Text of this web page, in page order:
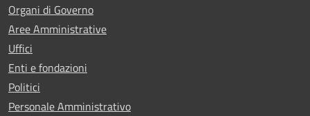
Organi di Governo
Aree Amministrative
Uffici
Enti e fondazioni
Politici
Personale Amministrativo